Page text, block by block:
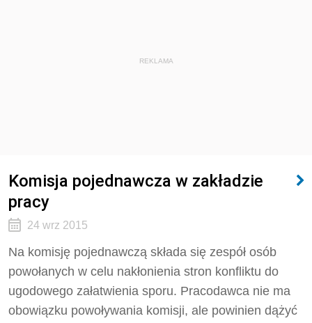
REKLAMA
Komisja pojednawcza w zakładzie
pracy
24 wrz 2015
Na komisję pojednawczą składa się zespół osób
powołanych w celu nakłonienia stron konfliktu do
ugodowego załatwienia sporu. Pracodawca nie ma
obowiązku powoływania komisji, ale powinien dążyć